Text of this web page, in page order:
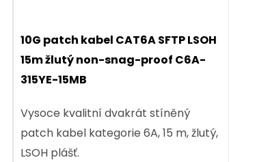
10G patch kabel CAT6A SFTP LSOH
15m žlutý non-snag-proof C6A-
315YE-15MB
Vysoce kvalitní dvakrát stíněný
patch kabel kategorie 6A, 15 m, žlutý,
LSOH plášť.